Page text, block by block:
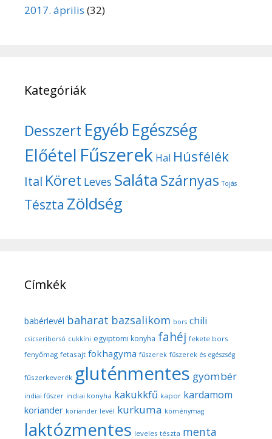
2017. április (32)
Kategóriák
Desszert Egyéb Egészség
Előétel Fűszerek Hal Húsfélék
Ital Köret Leves SalátaSzárnyas Tojás
Tészta Zöldség
Címkék
babérlevél baharat bazsalikom bors chili
csicseriborsó cukkíni egyiptomi konyha fahéj fekete bors
fenyőmag fetasajt fokhagyma fűszerek fűszerek és egészség
fűszerkeverék gluténmentes gyömbér
indiai fűszer indiai konyha kakukkfű kapor kardamom
koriander koriander levél kurkuma köménymag
laktózmentes leveles tészta menta